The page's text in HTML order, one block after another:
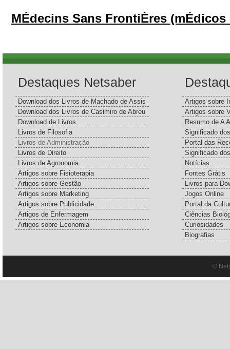
MÉdecins Sans FrontiÈres (mÉdicos
Destaques Netsaber
Download dos Livros de Machado de Assis
Download dos Livros de Casimiro de Abreu
Download de Livros
Livros de Filosofia
Livros de Administração
Livros de Direito
Livros de Agronomia
Artigos sobre Fisioterapia
Artigos sobre Gestão
Artigos sobre Marketing
Artigos sobre Publicidade
Artigos de Enfermagem
Artigos sobre Economia
Artigos sobre
Artigos sobre
Resumo de A
Significado
Portal das
Significado
Notícias
Fontes Grátis
Livros para
Jogos Online
Portal da
Ciências
Curiosidades
Biografias
©